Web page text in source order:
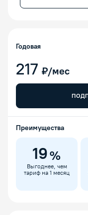
Годовая
217 ₽/мес
Преимущества
19%
Выгоднее, чем
тариф на 1 месяц